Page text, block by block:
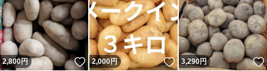
2,800円 いいね！
2,000円 いいね！
3,290円